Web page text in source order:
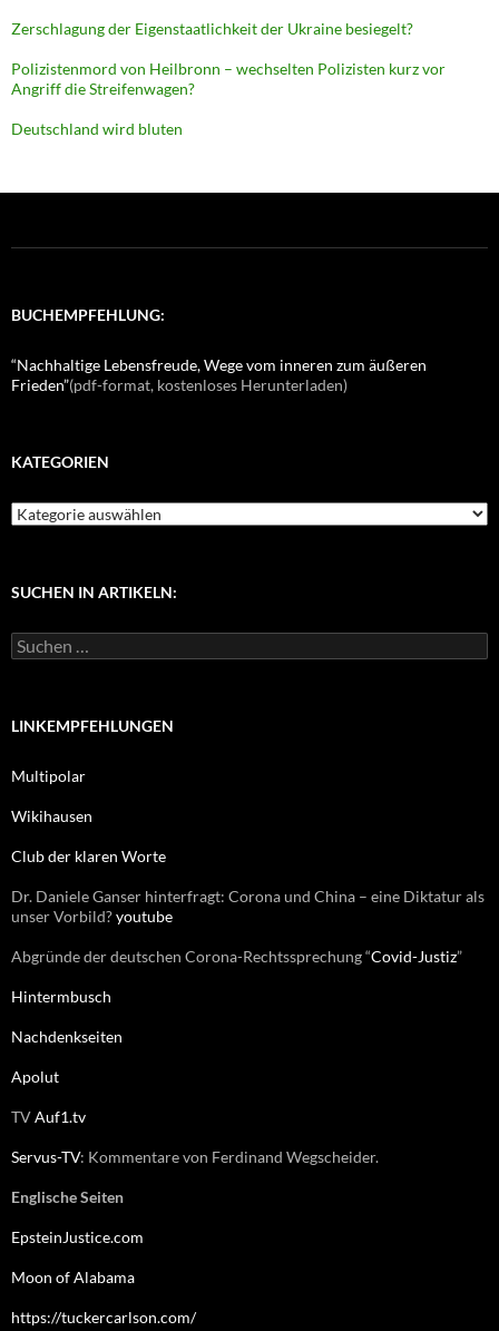
Zerschlagung der Eigenstaatlichkeit der Ukraine besiegelt?
Polizistenmord von Heilbronn – wechselten Polizisten kurz vor
Angriff die Streifenwagen?
Deutschland wird bluten
BUCHEMPFEHLUNG:
“Nachhaltige Lebensfreude, Wege vom inneren zum äußeren
Frieden”(pdf-format, kostenloses Herunterladen)
KATEGORIEN
K
g
r
SUCHEN IN ARTIKELN:
S
u
e
a
h
LINKEMPFEHLUNGEN
Multipolar
Wikihausen
Club der klaren Worte
Dr. Daniele Ganser hinterfragt: Corona und China – eine Diktatur als
unser Vorbild?youtube
Abgründe der deutschen Corona-Rechtssprechung “Covid-Justiz”
Hintermbusch
Nachdenkseiten
Apolut
TVAuf1.tv
Servus-TV: Kommentare von Ferdinand Wegscheider.
Englische Seiten
EpsteinJustice.com
Moon of Alabama
https://tuckercarlson.com/